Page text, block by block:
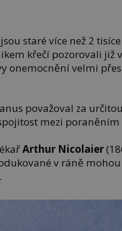
staré více než 2
křečí pozorovali již
onemocnění velmi
považoval za
mezi poraněním
Arthur Nicolaier
v ráně